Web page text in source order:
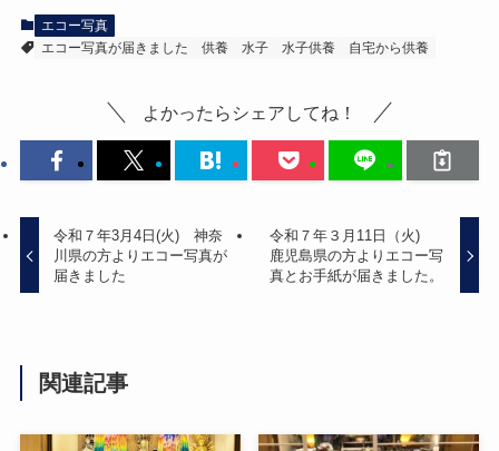
エコー写真
エコー写真が届きました
供養 水子 水子供養 自宅から供養
よかったらシェアしてね！
令和７年3月4日(火) 神奈
川県の方よりエコー写真が
届きました
令和７年３月11日（火)
鹿児島県の方よりエコー写
真とお手紙が届きました。
関連記事